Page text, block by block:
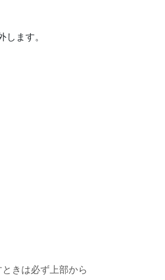
ます。
きは必ず上部から